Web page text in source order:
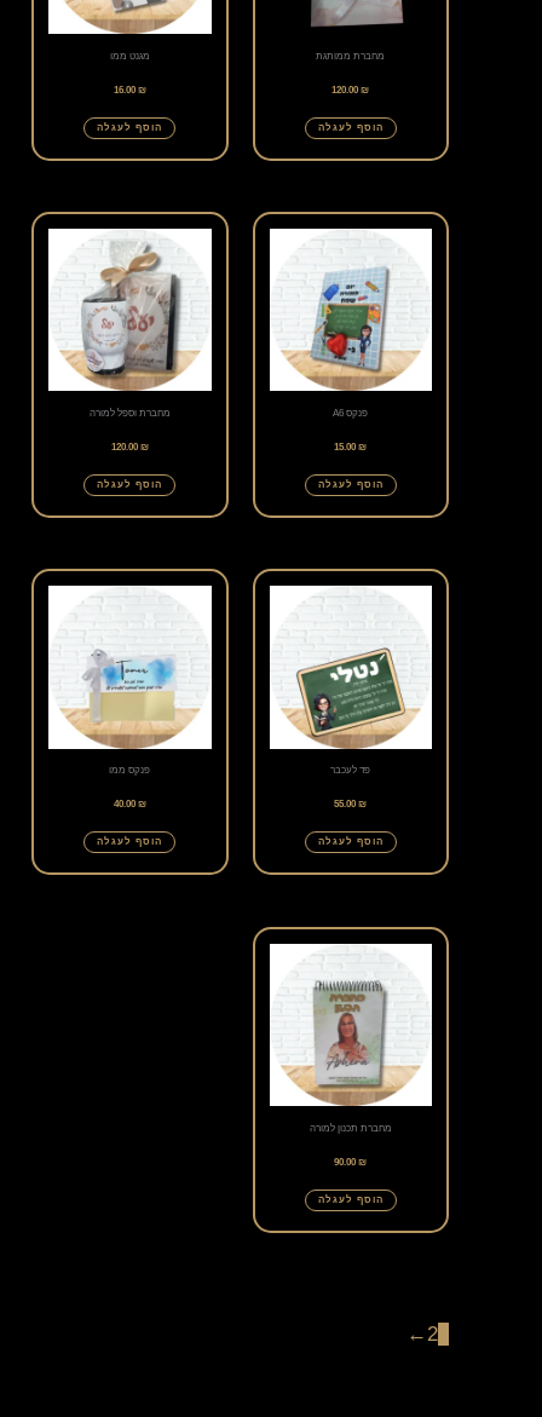
מחברת ממותגת
120.00₪
הוסף לעגלה
מגנט ממו
16.00 ₪
הוסף לעגלה
פנקס A6
15.00₪
הוסף לעגלה
מחברת וספל למורה
120.00 ₪
הוסף לעגלה
פד לעכבר
55.00₪
הוסף לעגלה
פנקס ממו
40.00 ₪
הוסף לעגלה
מחברת תכנון למורה
90.00₪
הוסף לעגלה
1
2
←